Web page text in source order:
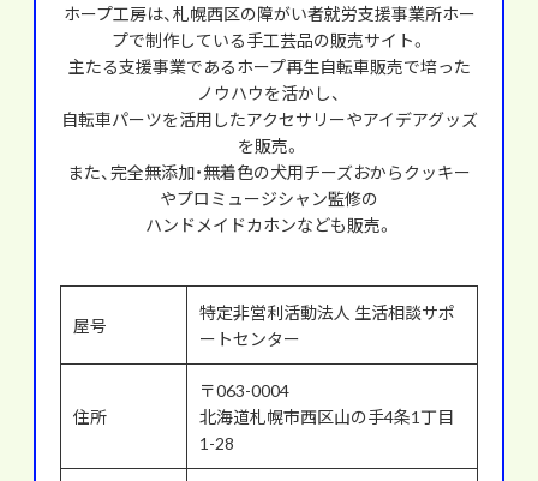
ホープ工房は、札幌西区の障がい者就労支援事業所ホー
プで制作している手工芸品の販売サイト。
主たる支援事業であるホープ再生自転車販売で培った
ノウハウを活かし、
自転車パーツを活用したアクセサリーやアイデアグッズ
を販売。
また、完全無添加・無着色の犬用チーズおからクッキー
やプロミュージシャン監修の
ハンドメイドカホンなども販売。
屋号
特定非営利活動法人 生活相談サポ
ートセンター
住所
〒063-0004
北海道札幌市西区山の手4条1丁目
1-28